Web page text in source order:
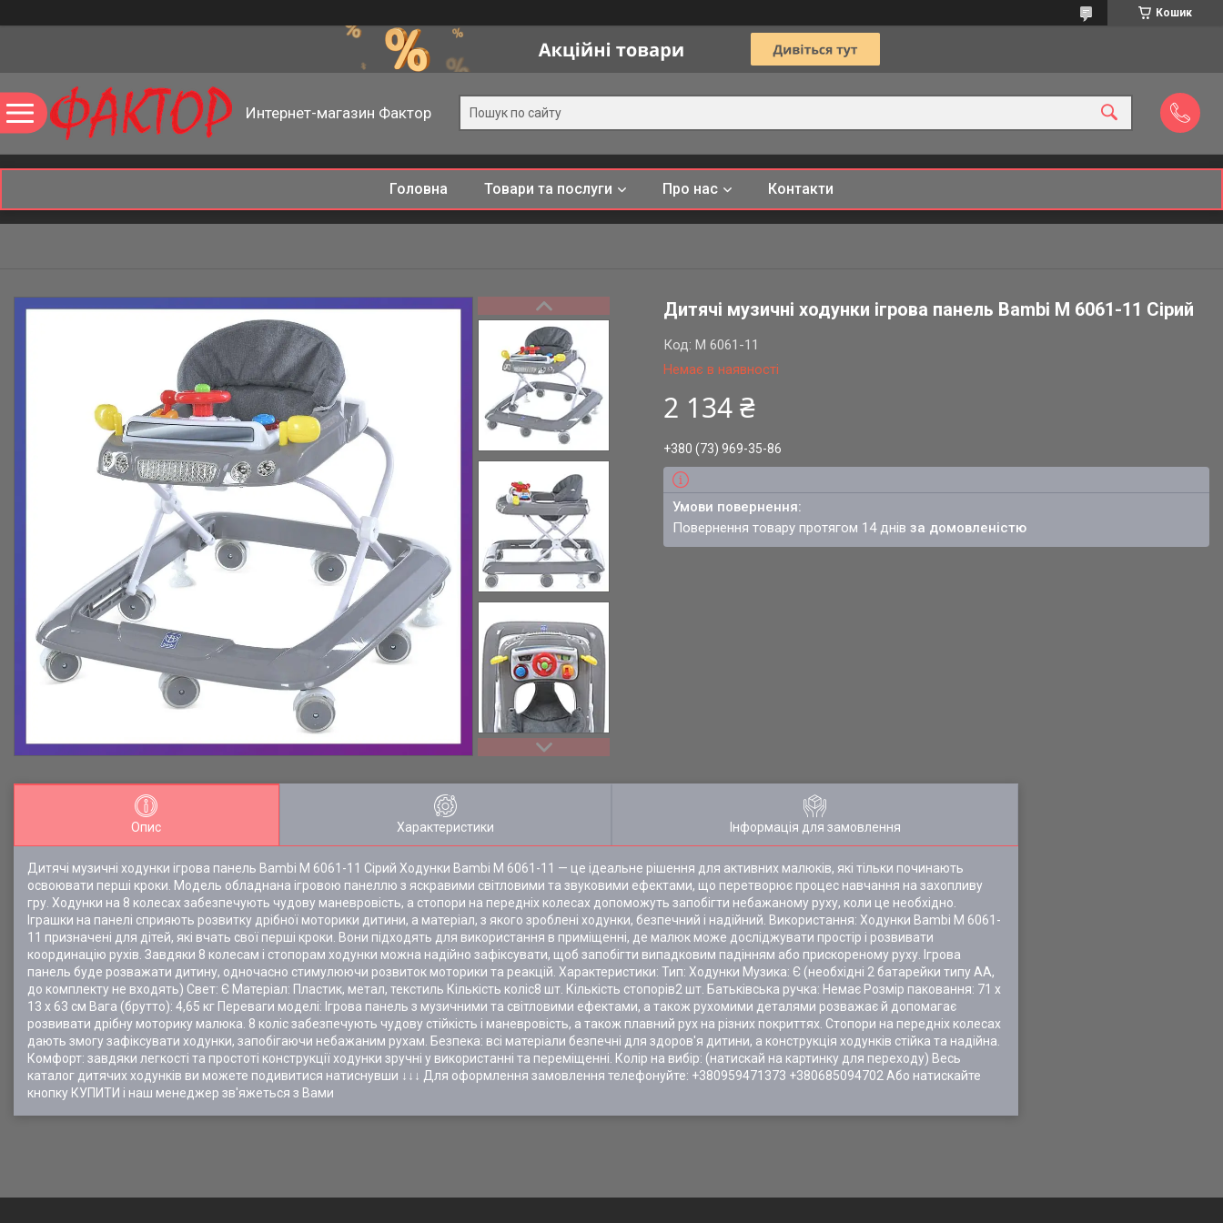
Кошик
Интернет-магазин Фактор
Головна Товари та послуги Про нас Контакти
Дитячі музичні ходунки ігрова панель Bambi M 6061-11 Сірий
Немає в наявності
Код:M 6061-11
2 134 ₴
+380 (73) 969-35-86
повернення товару протягом 14 днівза домовленістю
Опис Характеристики Інформація для замовлення
Дитячі музичні ходунки ігрова панель Bambi M 6061-11 Сірий Ходунки Bambi M 6061-11 — це ідеальне рішення для активних малюків, які тільки починають
освоювати перші кроки. Модель обладнана ігровою панеллю з яскравими світловими та звуковими ефектами, що перетворює процес навчання на захопливу
гру. Ходунки на 8 колесах забезпечують чудову маневровість, а стопори на передніх колесах допоможуть запобігти небажаному руху, коли це необхідно.
Іграшки на панелі сприяють розвитку дрібної моторики дитини, а матеріал, з якого зроблені ходунки, безпечний і надійний. Використання: Ходунки Bambi M 6061-
11 призначені для дітей, які вчать свої перші кроки. Вони підходять для використання в приміщенні, де малюк може досліджувати простір і розвивати
координацію рухів. Завдяки 8 колесам і стопорам ходунки можна надійно зафіксувати, щоб запобігти випадковим падінням або прискореному руху. Ігрова
панель буде розважати дитину, одночасно стимулюючи розвиток моторики та реакцій. Характеристики: Тип: Ходунки Музика: Є (необхідні 2 батарейки типу AA,
до комплекту не входять) Свет: Є Матеріал: Пластик, метал, текстиль Кількість коліс8 шт. Кількість стопорів2 шт. Батьківська ручка: Немає Розмір паковання: 71 x
13 x 63 см Вага (брутто): 4,65 кг Переваги моделі: Ігрова панель з музичними та світловими ефектами, а також рухомими деталями розважає й допомагає
розвивати дрібну моторику малюка. 8 коліс забезпечують чудову стійкість і маневровість, а також плавний рух на різних покриттях. Стопори на передніх колесах
дають змогу зафіксувати ходунки, запобігаючи небажаним рухам. Безпека: всі матеріали безпечні для здоров'я дитини, а конструкція ходунків стійка та надійна.
Комфорт: завдяки легкості та простоті конструкції ходунки зручні у використанні та переміщенні. Колір на вибір: (натискай на картинку для переходу) Весь
каталог дитячих ходунків ви можете подивитися натиснувши ↓↓↓ Для оформлення замовлення телефонуйте: +380959471373 +380685094702 Або натискайте
кнопку КУПИТИ і наш менеджер зв'яжеться з Вами